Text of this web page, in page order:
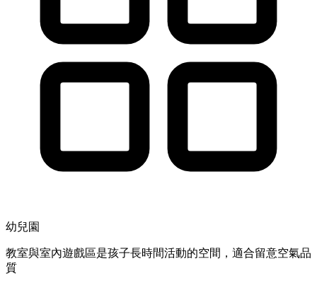
幼兒園
教室與室內遊戲區是孩子長時間活動的空間，適合留意空氣品
質